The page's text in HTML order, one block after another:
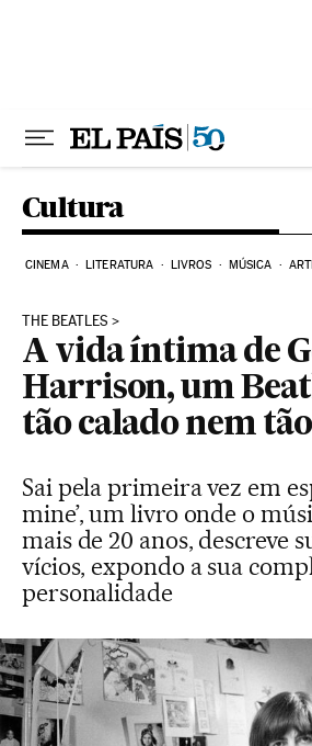
Cultura
CINEMA LITERATURA LIVROS MÚSICA
THE BEATLES
A vida íntima de
Harrison, um
tão calado nem
Sai pela primeira vez em
mine’, um livro onde o
mais de 20 anos, descreve
vícios, expondo a sua
personalidade